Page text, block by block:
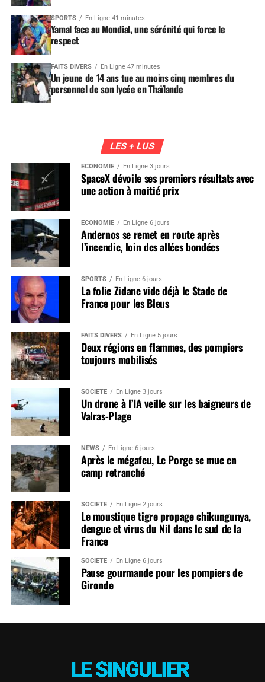
SPORTS En Ligne 41 minutes
Yamal face au Mondial, une sérénité qui force le
respect
FAITS DIVERS En Ligne 47 minutes
Un jeune de 14 ans tue au moins cinq membres du
personnel de son lycée en Thaïlande
LES + LUS
ÉCONOMIE En Ligne 3 jours
SpaceX dévoile ses premiers résultats avec
une action à moitié prix
ÉCONOMIE En Ligne 6 jours
Andernos se remet en route après
l’incendie, loin des allées bondées
SPORTS En Ligne 6 jours
La folie Zidane vide déjà le Stade de
France pour les Bleus
FAITS DIVERS En Ligne 5 jours
Deux régions en flammes, des pompiers
toujours mobilisés
SOCIÉTÉ En Ligne 3 jours
Un drone à l’IA veille sur les baigneurs de
Valras-Plage
NEWS En Ligne 6 jours
Après le mégafeu, Le Porge se mue en
camp retranché
SOCIÉTÉ En Ligne 2 jours
Le moustique tigre propage chikungunya,
dengue et virus du Nil dans le sud de la
France
SOCIÉTÉ En Ligne 6 jours
Pause gourmande pour les pompiers de
Gironde